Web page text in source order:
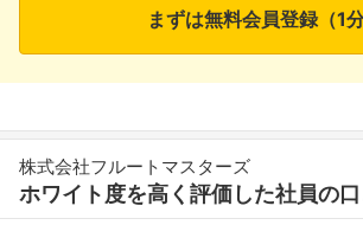
まずは無料会員登録（1分
株式会社フルートマスターズ
ホワイト度を高く評価した社員の口